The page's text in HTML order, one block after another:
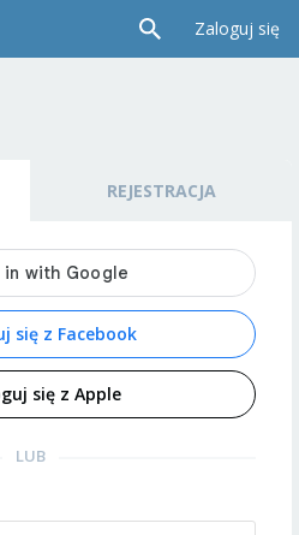
Zaloguj się
REJESTRACJA
się z Facebook
się z Apple
LUB